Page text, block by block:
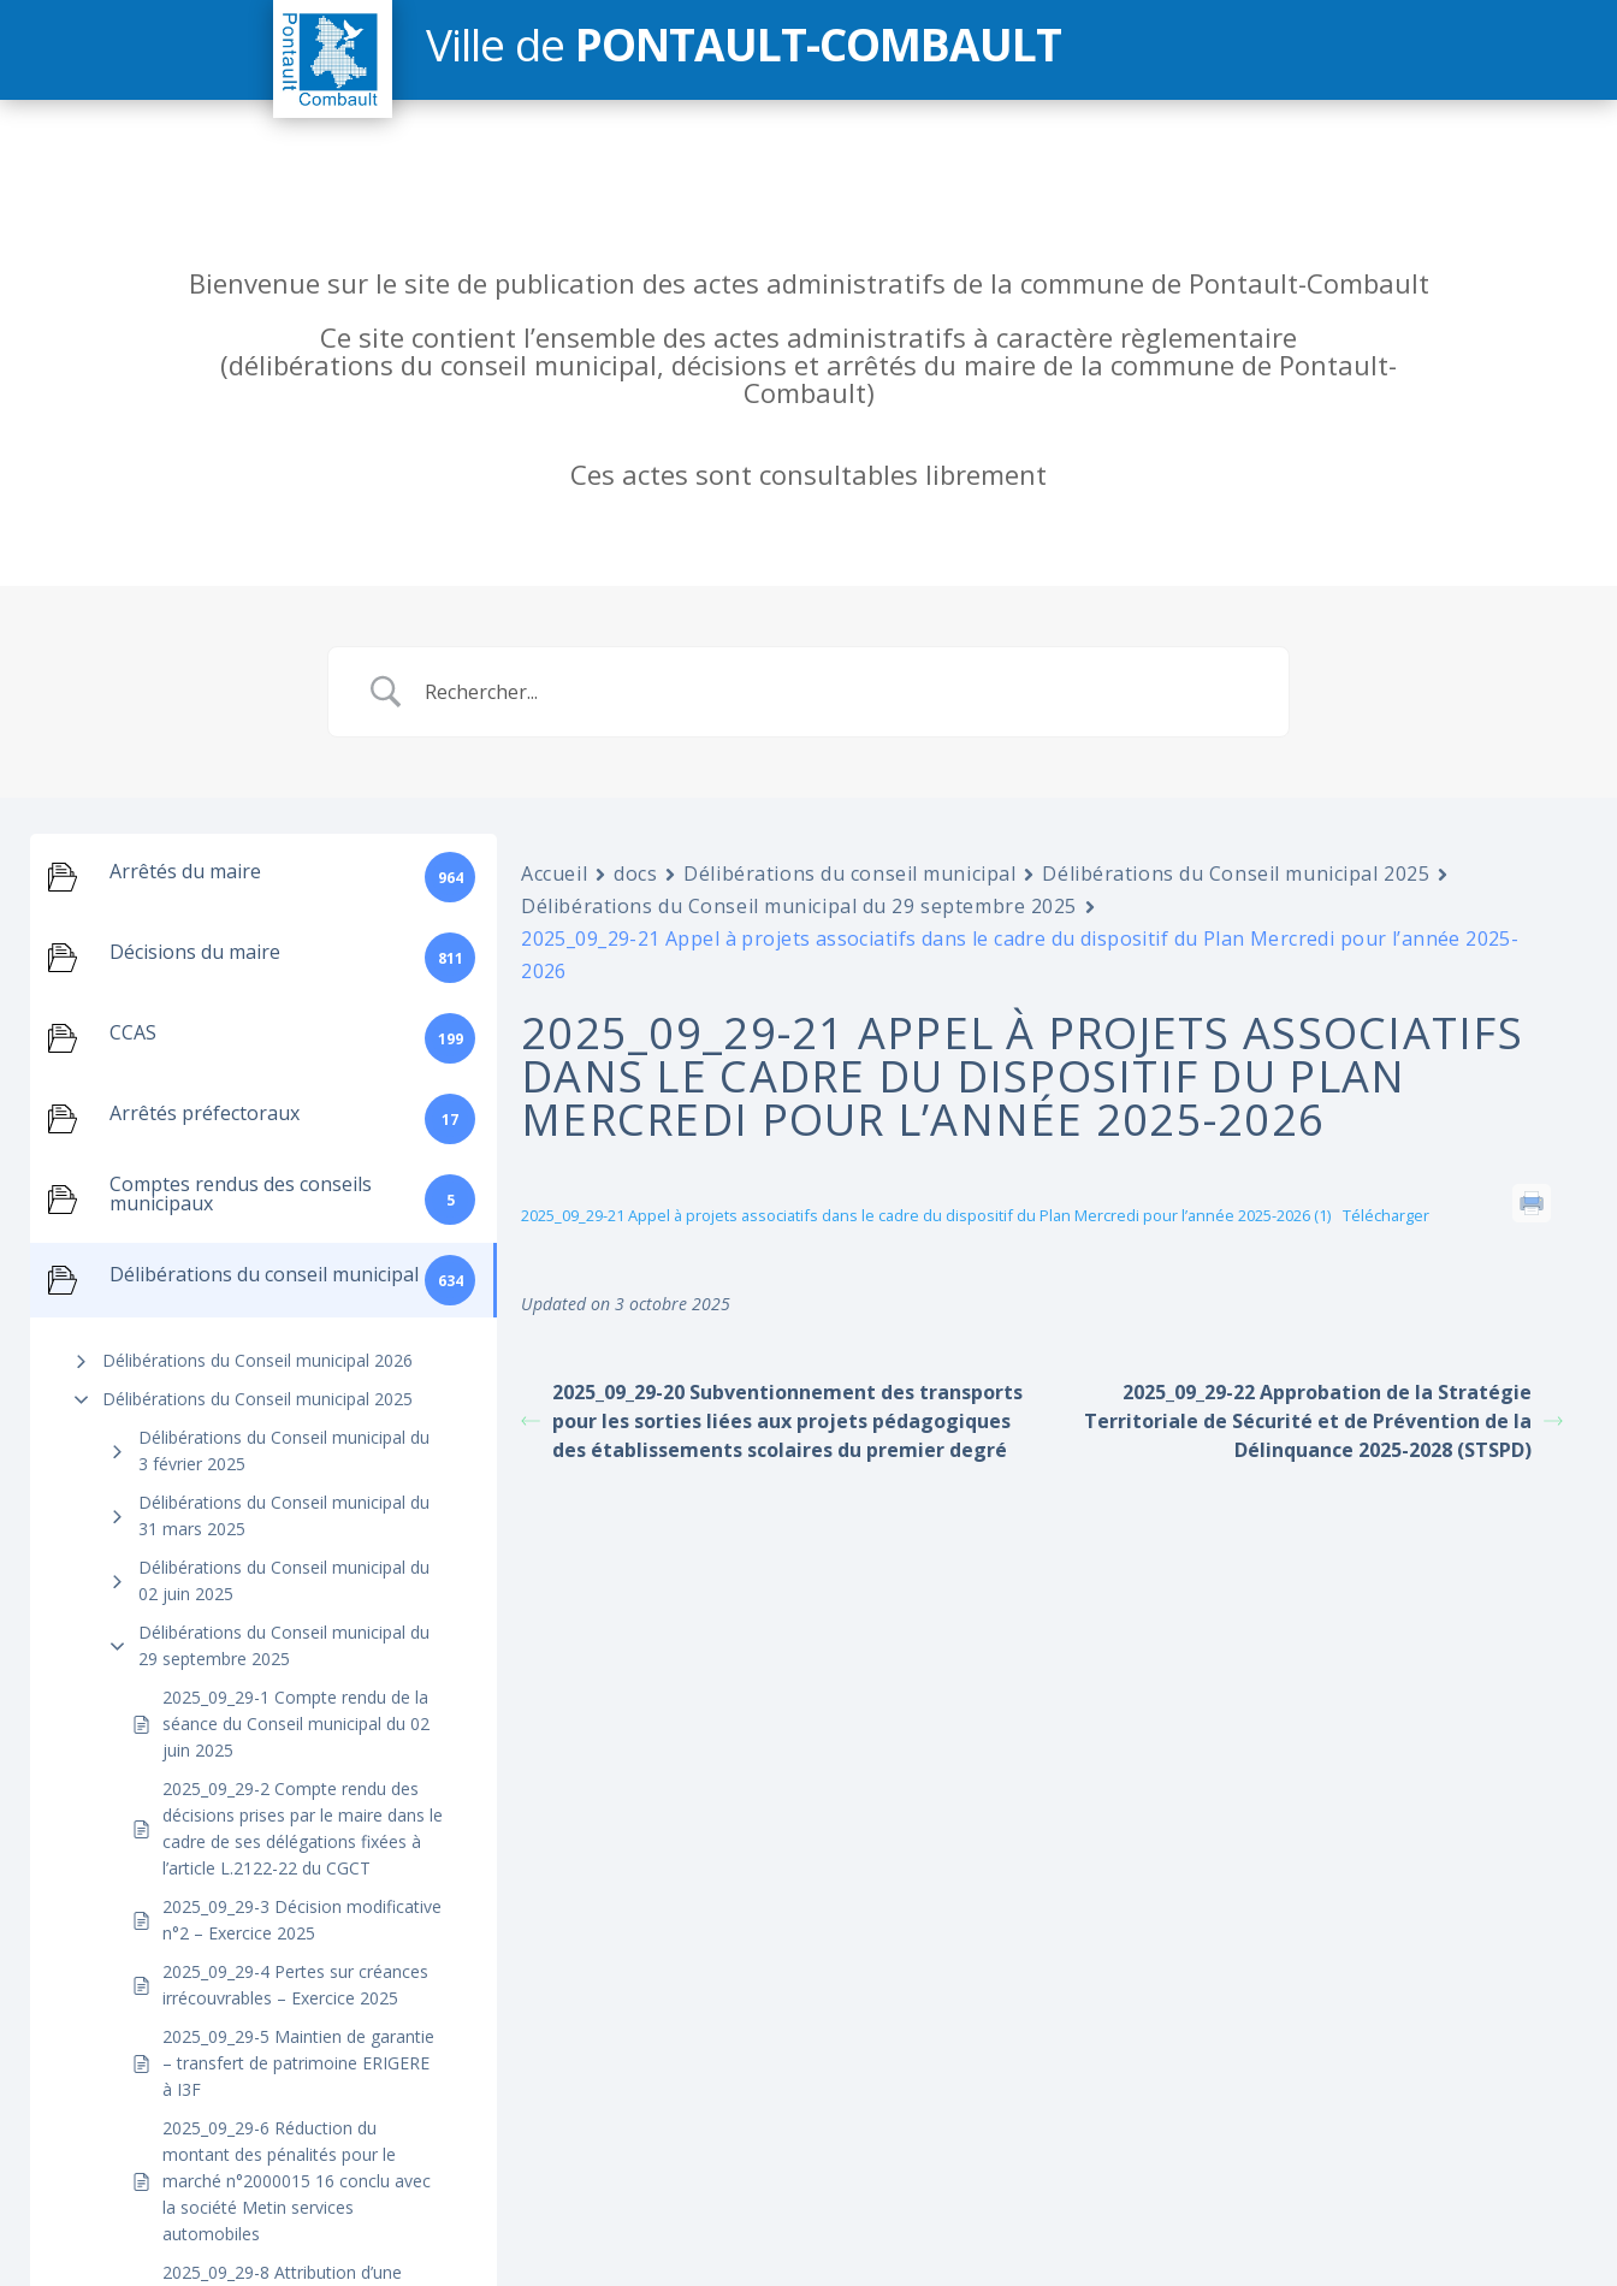
Ville de PONTAULT-COMBAULT
Bienvenue sur le site de publication des actes administratifs de la commune de Pontault-Combault
Ce site contient l’ensemble des actes administratifs à caractère règlementaire
(délibérations du conseil municipal, décisions et arrêtés du maire de la commune de Pontault-
Combault)
Ces actes sont consultables librement
Arrêtés du maire 964
Décisions du maire 811
CCAS 199
Arrêtés préfectoraux 17
Comptes rendus des conseils
municipaux 5
Délibérations du conseil municipal 634
Délibérations du Conseil municipal 2026
Délibérations du Conseil municipal 2025
Délibérations du Conseil municipal du
3 février 2025
Délibérations du Conseil municipal du
31 mars 2025
Délibérations du Conseil municipal du
02 juin 2025
Délibérations du Conseil municipal du
29 septembre 2025
2025_09_29-1 Compte rendu de la
séance du Conseil municipal du 02
juin 2025
2025_09_29-2 Compte rendu des
décisions prises par le maire dans le
cadre de ses délégations fixées à
l’article L.2122-22 du CGCT
2025_09_29-3 Décision modificative
n°2 – Exercice 2025
2025_09_29-4 Pertes sur créances
irrécouvrables – Exercice 2025
2025_09_29-5 Maintien de garantie
– transfert de patrimoine ERIGERE
à I3F
2025_09_29-6 Réduction du
montant des pénalités pour le
marché n°2000015 16 conclu avec
la société Metin services
automobiles
2025_09_29-8 Attribution d’une
Accueil docs Délibérations du conseil municipal
Délibérations du Conseil municipal 2025
Délibérations du Conseil municipal du 29 septembre 2025
2025_09_29-21 Appel à projets associatifs dans le cadre du dispositif du Plan Mercredi pour l’année 2025-
2026
2025_09_29-21 APPEL À PROJETS ASSOCIATIFS
DANS LE CADRE DU DISPOSITIF DU PLAN
MERCREDI POUR L’ANNÉE 2025-2026
2025_09_29-21 Appel à projets associatifs dans le cadre du dispositif du Plan Mercredi pour l’année 2025-2026 (1) Télécharger
Updated on 3 octobre 2025
2025_09_29-20 Subventionnement des transports
pour les sorties liées aux projets pédagogiques
des établissements scolaires du premier degré
2025_09_29-22 Approbation de la Stratégie
Territoriale de Sécurité et de Prévention de la
Délinquance 2025-2028 (STSPD)